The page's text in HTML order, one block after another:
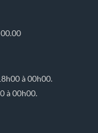
à 00h00.
à 00h00.